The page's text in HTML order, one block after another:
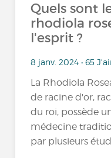
Quels sont
rhodiola
l'esprit ?
8 janv. 2024 • 65
La Rhodiola
de racine d'or,
du roi, possède
médecine
par plusieurs